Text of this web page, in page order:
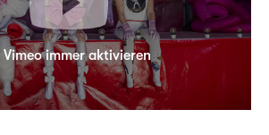
Vimeo immer aktivieren